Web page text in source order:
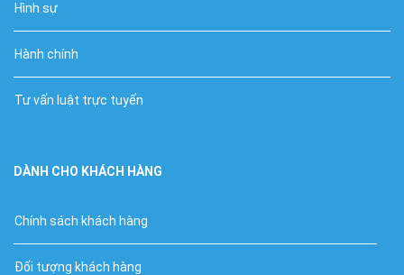
Hình sự
Hành chính
Tư vấn luật trực tuyến
DÀNH CHO KHÁCH HÀNG
Chính sách khách hàng
Đối tượng khách hàng